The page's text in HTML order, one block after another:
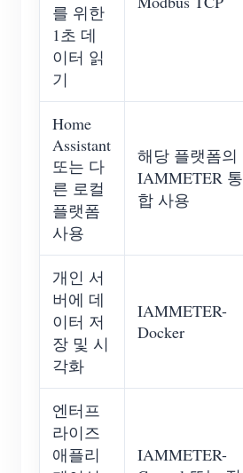
를 위한
1초 데
이터 읽
기
Home
Assistant
또는 다
른 로컬
플랫폼
사용
해당 플랫폼의
IAMMETER 통
합 사용
개인 서
버에 데
이터 저
장 및 시
각화
IAMMETER-
Docker
엔터프
라이즈
애플리
IAMMETER-